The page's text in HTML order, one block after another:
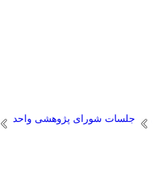
جلسات شورای پژوهشی واحد